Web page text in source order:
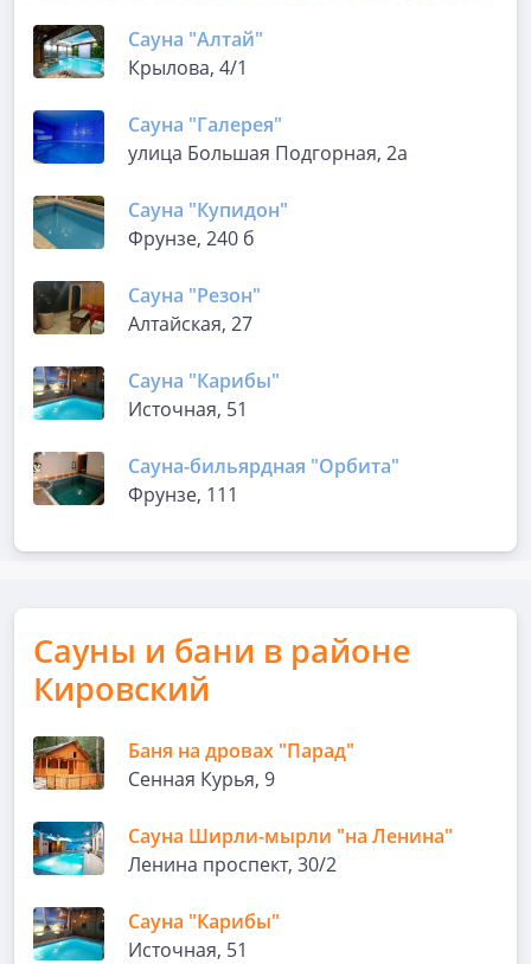
Сауна "Алтай"
Крылова, 4/1
Сауна "Галерея"
улица Большая Подгорная, 2а
Сауна "Купидон"
Фрунзе, 240 б
Сауна "Резон"
Алтайская, 27
Сауна "Карибы"
Источная, 51
Сауна-бильярдная "Орбита"
Фрунзе, 111
Сауны и бани в районе
Кировский
Баня на дровах "Парад"
Сенная Курья, 9
Сауна Ширли-мырли "на Ленина"
Ленина проспект, 30/2
Сауна "Карибы"
Источная, 51